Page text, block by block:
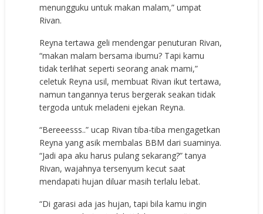
menungguku untuk makan malam,” umpat
Rivan.
Reyna tertawa geli mendengar penuturan Rivan,
“makan malam bersama ibumu? Tapi kamu
tidak terlihat seperti seorang anak mami,”
celetuk Reyna usil, membuat Rivan ikut tertawa,
namun tangannya terus bergerak seakan tidak
tergoda untuk meladeni ejekan Reyna.
“Bereeesss..” ucap Rivan tiba-tiba mengagetkan
Reyna yang asik membalas BBM dari suaminya.
“Jadi apa aku harus pulang sekarang?” tanya
Rivan, wajahnya tersenyum kecut saat
mendapati hujan diluar masih terlalu lebat.
“Di garasi ada jas hujan, tapi bila kamu ingin